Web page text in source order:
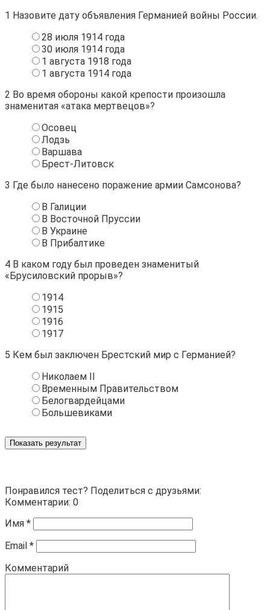
1 Назовите дату объявления Германией войны России.
28 июля 1914 года
30 июля 1914 года
1 августа 1918 года
1 августа 1914 года
2 Во время обороны какой крепости произошла
знаменитая «атака мертвецов»?
Осовец
Лодзь
Варшава
Брест-Литовск
3 Где было нанесено поражение армии Самсонова?
В Галиции
В Восточной Пруссии
В Украине
В Прибалтике
4 В каком году был проведен знаменитый
«Брусиловский прорыв»?
1914
1915
1916
1917
5 Кем был заключен Брестский мир с Германией?
Николаем II
Временным Правительством
Белогвардейцами
Большевиками
Показать результат
Понравился тест? Поделиться с друзьями:
Комментарии: 0
Имя *
Email *
Комментарий